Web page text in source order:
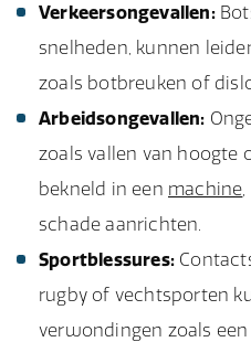
Verkeersongevallen:
snelheden, kunnen
zoals botbreuken of
Arbeidsongevallen:
zoals vallen van hoogte
bekneld in een machine
schade aanrichten.
Sportblessures:
rugby of vechtsporten
verwondingen zoals